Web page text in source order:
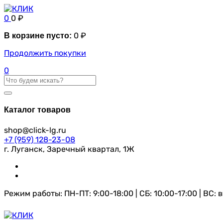
0 0 ₽
В корзине пусто: 0 ₽
Продолжить покупки
0
Каталог товаров
shop@click-lg.ru
+7 (959) 128-23-08
г. Луганск, Заречный квартал, 1Ж
Режим работы: ПН-ПТ: 9:00-18:00 | СБ: 10:00-17:00 | ВС: